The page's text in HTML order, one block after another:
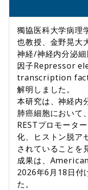
獨協医科大学病理
也教授、金野晃大
神経/神経内分泌
因子Repressor
transcription
解明しました。
本研究は、神経内
肺癌細胞におい
RESTプロモータ
化、ヒストン脱ア
されていることを
成果は、
2026年6月18日付
た。